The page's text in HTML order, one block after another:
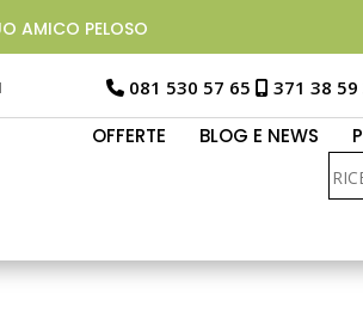
AMICO PELOSO
081 530 57 65 371 38 59
OFFERTE BLOG E NEWS